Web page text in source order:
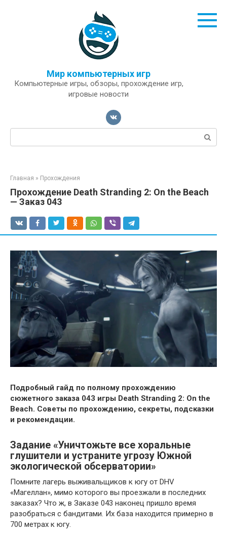
Мир компьютерных игр
Компьютерные игры, обзоры, прохождение игр,
игровые новости
Поиск:
Главная » Прохождения
Прохождение Death Stranding 2: On the Beach
— Заказ 043
Подробный гайд по полному прохождению
сюжетного заказа 043 игры Death Stranding 2: On the
Beach. Советы по прохождению, секреты, подсказки
и рекомендации.
Задание «Уничтожьте все хоральные
глушители и устраните угрозу Южной
экологической обсерватории»
Помните лагерь выживальщиков к югу от DHV
«Магеллан», мимо которого вы проезжали в последних
заказах? Что ж, в Заказе 043 наконец пришло время
разобраться с бандитами. Их база находится примерно в
700 метрах к югу.